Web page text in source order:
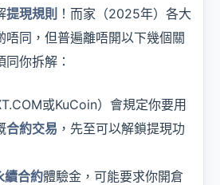
提現規則 ！而家（2025年）各大
唔同，但普遍離唔開以下幾個關
你拆解：
或KuCoin）會規定你要用
合約交易 ，先至可以解鎖提現功
續合約體驗金，可能要求你開倉